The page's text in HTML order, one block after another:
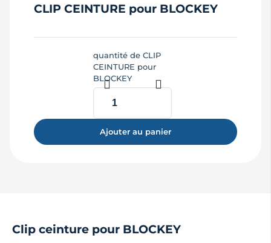
CLIP CEINTURE pour BLOCKEY
quantité de CLIP
CEINTURE pour
BLOCKEY
Ajouter au panier
Clip ceinture pour BLOCKEY